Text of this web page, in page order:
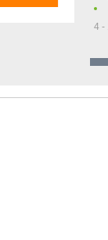
4 -